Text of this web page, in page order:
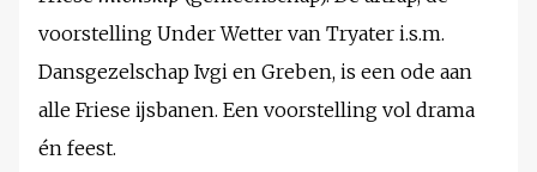
voorstelling Under Wetter van Tryater i.s.m.
Dansgezelschap Ivgi en Greben, is een ode aan
alle Friese ijsbanen. Een voorstelling vol drama
én feest.